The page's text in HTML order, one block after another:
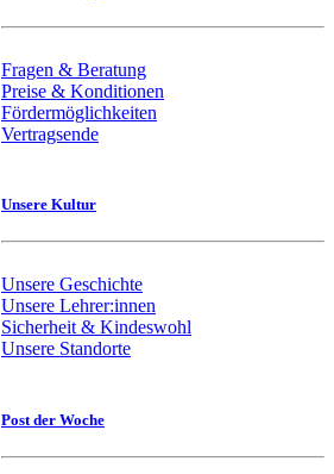
Fragen & Beratung
Preise & Konditionen
Fördermöglichkeiten
Vertragsende
Unsere Kultur
Unsere Geschichte
Unsere Lehrer:innen
Sicherheit & Kindeswohl
Unsere Standorte
Post der Woche